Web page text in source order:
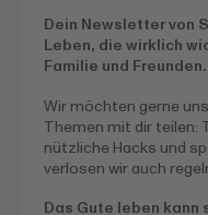
Kontakt
Switzerland Cheese
Marketing GmbH
Bretonischer Ring 15
D-85630 Grasbrunn
+49 (0)81 06 89 87 0
Dein Newsletter von
Leben, die wirklich
Familie und Freunden.
Wir möchten gerne
Themen mit dir teilen:
nützliche Hacks und
verlosen wir auch
Das Gute leben kann